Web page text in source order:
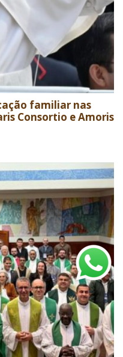
familiar nas
Consortio e Amoris